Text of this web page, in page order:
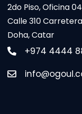
2do Piso, Oficina
Calle 310
Doha, Catar
+974 4444